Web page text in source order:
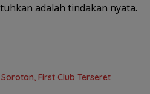
adalah tindakan nyata.
First Club Terseret